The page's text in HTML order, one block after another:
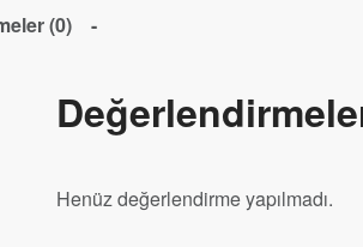
(0)
Henüz değerlendirme yapılmadı.